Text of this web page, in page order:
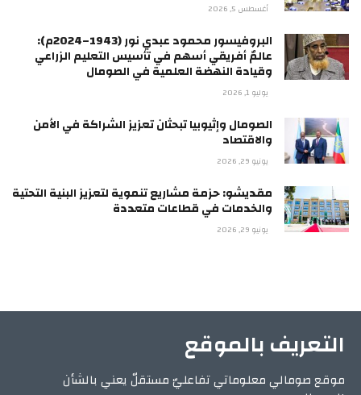
أغسطس 5, 2026
البروفيسور محمود عبدي نور (1943–2024م):
عالمٌ أفريقي أسهم في تأسيس التعليم الزراعي
وقيادة النهضة العلمية في الصومال
يوليو 1, 2026
الصومال وإثيوبيا تبحثان تعزيز الشراكة في الأمن
والاقتصاد
يونيو 29, 2026
مقديشو: حزمة مشاريع تنموية لتعزيز البنية التحتية
والخدمات في قطاعات متعددة
يونيو 29, 2026
التعريف بالموقع
موقع صومالي معلوماتي تفاعليّ مستقلّ يعني بالشأن